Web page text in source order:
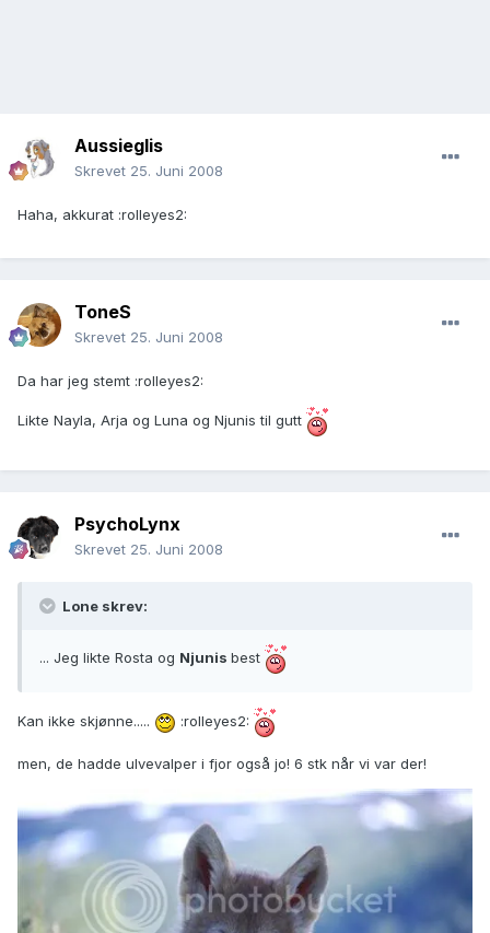
Aussieglis
Skrevet 25. Juni 2008
Haha, akkurat :rolleyes2:
ToneS
Skrevet 25. Juni 2008
Da har jeg stemt :rolleyes2:
Likte Nayla, Arja og Luna og Njunis til gutt
PsychoLynx
Skrevet 25. Juni 2008
Lone skrev:
... Jeg likte Rosta og Njunis best
Kan ikke skjønne..... :rolleyes2:
men, de hadde ulvevalper i fjor også jo! 6 stk når vi var der!